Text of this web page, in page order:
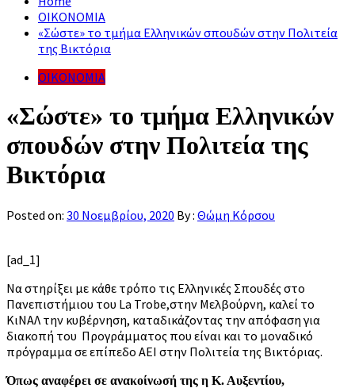
ΟΙΚΟΝΟΜΙΑ
«Σώστε» το τμήμα Ελληνικών σπουδών στην Πολιτεία
της Βικτόρια
ΟΙΚΟΝΟΜΙΑ
«Σώστε» το τμήμα Ελληνικών
σπουδών στην Πολιτεία της
Βικτόρια
Posted on: 30 Νοεμβρίου, 2020 By : Θώμη Κόρσου
[ad_1]
Να στηρίξει με κάθε τρόπο τις Ελληνικές Σπουδές στο
Πανεπιστήμιου του La Trobe,στην Μελβούρνη, καλεί το
ΚιΝΑΛ την κυβέρνηση, καταδικάζοντας την απόφαση για
διακοπή του Προγράμματος που είναι και το μοναδικό
πρόγραμμα σε επίπεδο ΑΕΙ στην Πολιτεία της Βικτόριας.
Όπως αναφέρει σε ανακοίνωσή της η Κ. Αυξεντίου,